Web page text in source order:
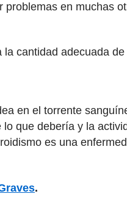
en muchas
cantidad adecuada
en el torrente
que debería y la
es una
.